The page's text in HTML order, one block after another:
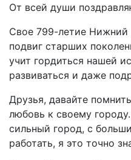
От всей души
Свое 799-летие Нижний
подвиг старших
учит гордиться нашей
развиваться и даже
Друзья, давайте
любовь к своему
сильный город, с
работать, я это точно